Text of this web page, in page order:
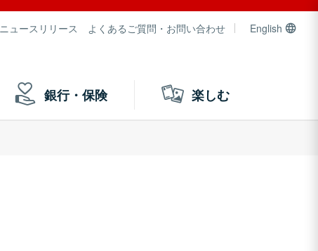
ニュースリリース よくあるご質問・お問い合わせ English
銀行・保険 楽しむ